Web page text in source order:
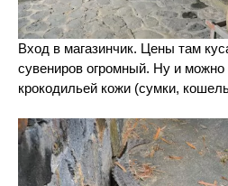
Вход в магазинчик. Цены там
сувениров огромный. Ну и можно
крокодильей кожи (сумки,